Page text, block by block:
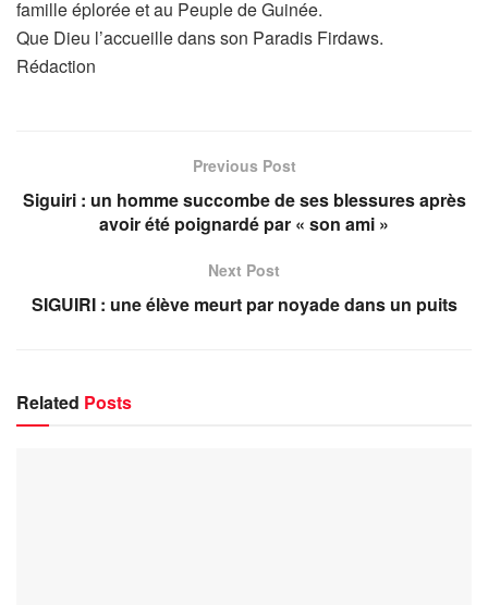
famille éplorée et au Peuple de Guinée.
Que Dieu l’accueille dans son Paradis Firdaws.
Rédaction
Previous Post
Siguiri : un homme succombe de ses blessures après
avoir été poignardé par « son ami »
Next Post
SIGUIRI : une élève meurt par noyade dans un puits
Related Posts